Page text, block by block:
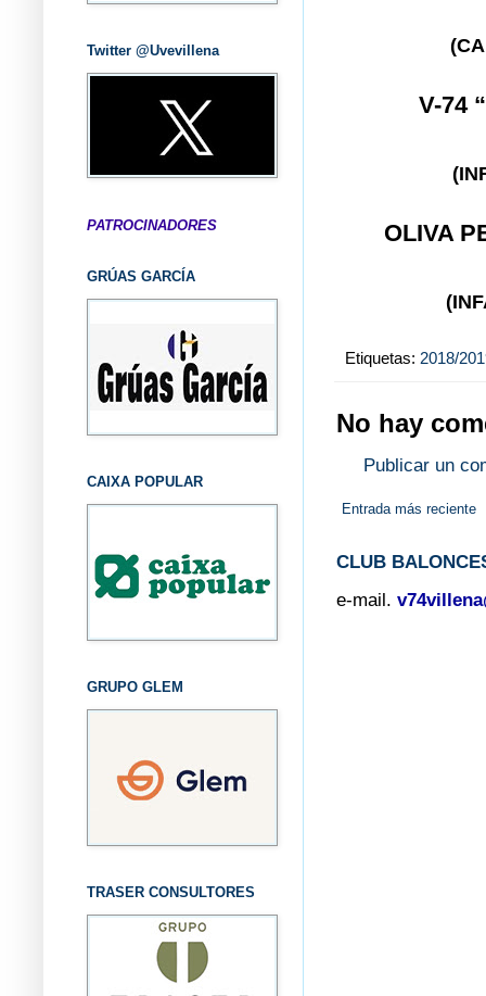
V-74
OLIVA
Etiquetas: 2018/
No hay
Publicar un
Entrada más reciente
CLUB
e-mail.
Twitter @Uvevillena
PATROCINADORES
GRÚAS GARCÍA
CAIXA POPULAR
GRUPO GLEM
TRASER CONSULTORES